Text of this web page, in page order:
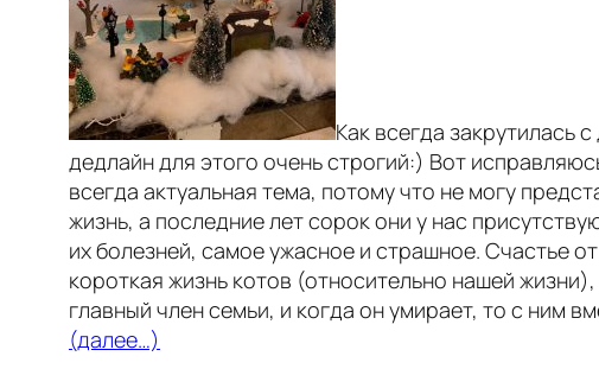
Как всегда закрутилась
дедлайн для этого очень строгий:) Вот
всегда актуальная тема, потому что не могу
жизнь, а последние лет сорок они у нас
их болезней, самое ужасное и страшное. Счастье
короткая жизнь котов (относительно нашей
главный член семьи, и когда он умирает, то с ним
(далее…)